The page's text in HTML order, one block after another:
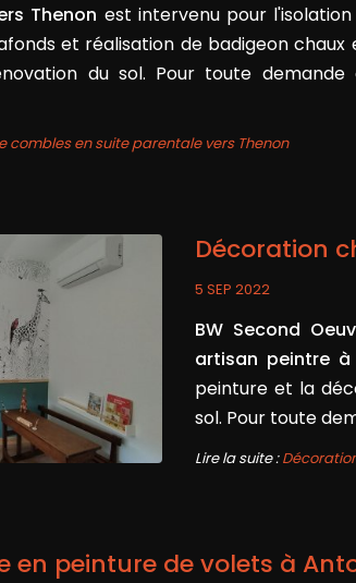
Thenon est intervenu pour
et réalisation de badigeon
du sol. Pour toute
combles en suite parentale vers Thenon
Décoration
5 SEP 2022
BW Second
artisan peintre à
peinture et la
sol. Pour toute
Lire la suite :
en peinture de volets à